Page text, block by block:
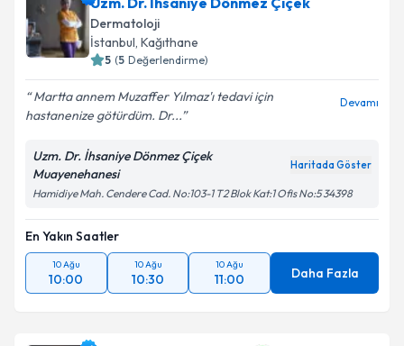
E-posta Adresiniz
Kişisel verilerimin işlenmesine ilişkin
Metni
kapsamda işlenmesini kabul ediyorum.
Takvim Talebini Gönder
Dermatoloji
İstanbul, Kağıthane
5 (5 Değerlendirme)
Martta annem Muzaffer Yılmaz'ı tedavi için
hastanenize götürdüm. Dr...
Devamı
Uzm. Dr. İhsaniye Dönmez Çiçek
Muayenehanesi
Haritada Göster
Hamidiye Mah. Cendere Cad. No:103-1 T2 Blok Kat:1 Ofis No:5 34398
En Yakın Saatler
10 Ağu
10:00
10 Ağu
10:30
10 Ağu
11:00 Daha Fazla